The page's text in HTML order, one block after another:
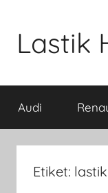
Lastik
Audi
Etiket: